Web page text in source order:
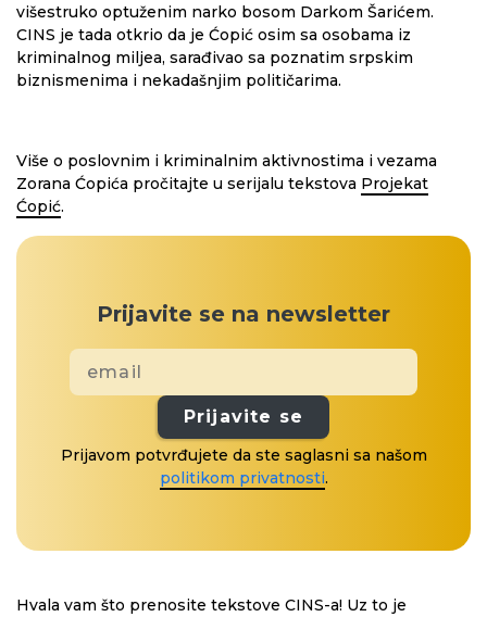
višestruko optuženim narko bosom Darkom Šarićem.
CINS je tada otkrio da je Ćopić osim sa osobama iz
kriminalnog miljea, sarađivao sa poznatim srpskim
biznismenima i nekadašnjim političarima.
Više o poslovnim i kriminalnim aktivnostima i vezama
Zorana Ćopića pročitajte u serijalu tekstova Projekat
Ćopić.
Prijavite se na newsletter
Prijavite se
Prijavom potvrđujete da ste saglasni sa našom
politikom privatnosti.
Hvala vam što prenosite tekstove CINS-a! Uz to je